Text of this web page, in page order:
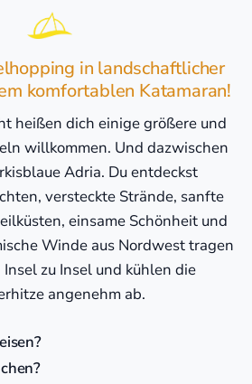
in landschaftlicher
komfortablen Katamaran!
heißen dich einige größere und
willkommen. Und dazwischen
Adria. Du entdeckst
versteckte Strände, sanfte
einsame Schönheit und
Winde aus Nordwest tragen
zu Insel und kühlen die
angenehm ab.